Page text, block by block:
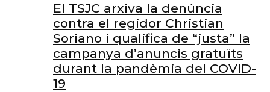
El TSJC arxiva la denúncia
contra el regidor Christian
Soriano i qualifica de “justa” la
campanya d’anuncis gratuïts
durant la pandèmia del COVID-
19